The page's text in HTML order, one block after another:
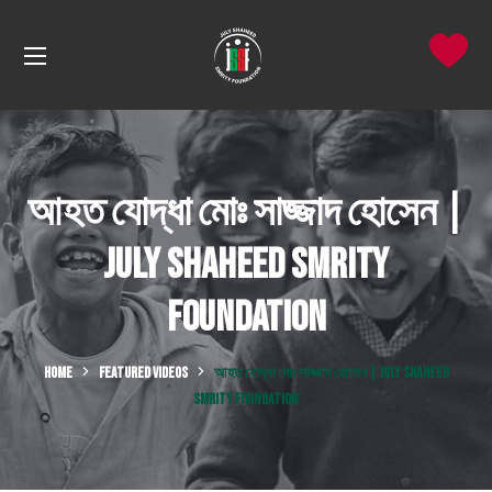
আহত যোদ্ধা মোঃ সাজ্জাদ হোসেন |
July Shaheed Smrity
Foundation
HOME FEATURED VIDEOS
আহত যোদ্ধা মোঃ সাজ্জাদ হোসেন | JULY SHAHEED
SMRITY FOUNDATION